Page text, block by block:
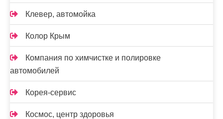
Клевер, автомойка
Колор Крым
Компания по химчистке и полировке
автомобилей
Корея-сервис
Космос, центр здоровья